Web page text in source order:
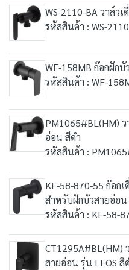
WS-2110-BA วาล์ว
รหัสสินค้า : WS-
WF-158MB ก๊อกฝักบั
รหัสสินค้า : WF-
PM1065#BL(HM)
อ่อน สีดำ
รหัสสินค้า :
KF-58-870-55 ก๊อก
สำหรับฝักบัวสายอ่อน
รหัสสินค้า : KF-58-
CT1295A#BL(HM)
สายอ่อน รุ่น LEOS สี